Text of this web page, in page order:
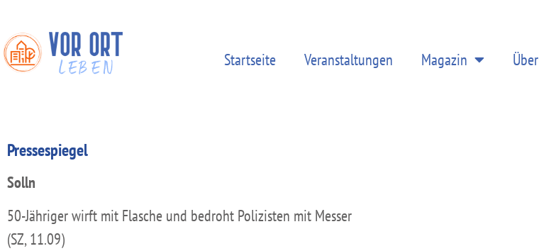
Startseite Veranstaltungen Magazin Über
Pressespiegel
Solln
50-Jähriger wirft mit Flasche und bedroht Polizisten mit Messer
(SZ, 11.09)